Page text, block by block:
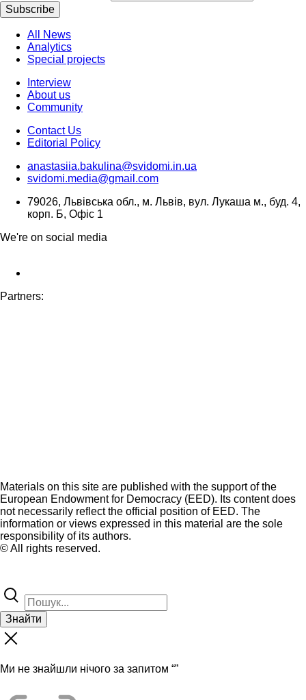
Subscribe
All News
Analytics
Special projects
Interview
About us
Community
Contact Us
Editorial Policy
anastasiia.bakulina@svidomi.in.ua
svidomi.media@gmail.com
79026, Львівська обл., м. Львів, вул. Лукаша м., буд. 4,
корп. Б, Офіс 1
We're on social media
Partners:
Materials on this site are published with the support of the
European Endowment for Democracy (EED). Its content does
not necessarily reflect the official position of EED. The
information or views expressed in this material are the sole
responsibility of its authors.
© All rights reserved.
Знайти
Ми не знайшли нічого за запитом “”